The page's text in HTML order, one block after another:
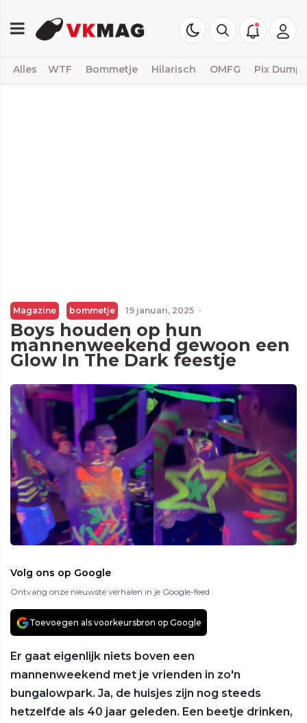
Alles WTF Bommetje Hilarisch OMFG Pix Dump
Magazine bommetje 19 januari, 2025 ·
Boys houden op hun
mannenweekend gewoon een
Glow In The Dark feestje
Volg ons op Google
Ontvang onze nieuwste verhalen in je Google-feed
Toevoegen als voorkeursbron op Google
Er gaat eigenlijk niets boven een
mannenweekend met je vrienden in zo'n
bungalowpark. Ja, de huisjes zijn nog steeds
hetzelfde als 40 jaar geleden. Een beetje drinken,